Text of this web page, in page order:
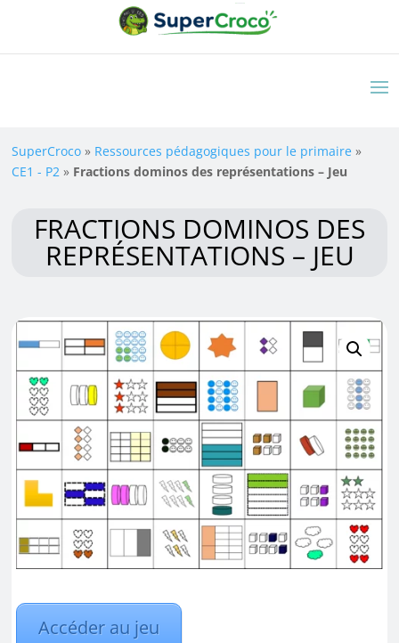
SuperCroco » Ressources pédagogiques pour le primaire »
CE1 - P2 » Fractions dominos des représentations – Jeu
FRACTIONS DOMINOS DES
REPRÉSENTATIONS – JEU
Accéder au jeu